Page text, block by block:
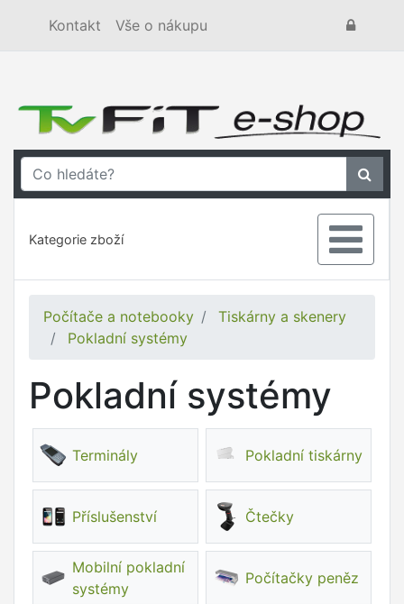
Kontakt Vše o nákupu
Kategorie zboží
Počítače a notebooky
Tiskárny a skenery
Pokladní systémy
Pokladní systémy
Terminály Pokladní tiskárny
Příslušenství Čtečky
Mobilní pokladní
systémy
Počítačky peněz